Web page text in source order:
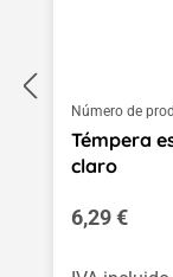
Número de
Témpera
claro
Precio
6,29 €